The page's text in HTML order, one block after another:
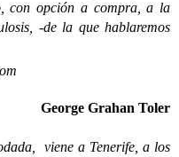
con opción a compra, a la
-de la que hablaremos
George Grahan Toler
viene a Tenerife, a los